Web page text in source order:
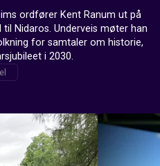
ordfører Kent Ranum ut på
Nidaros. Underveis møter han
for samtaler om historie,
i 2030.